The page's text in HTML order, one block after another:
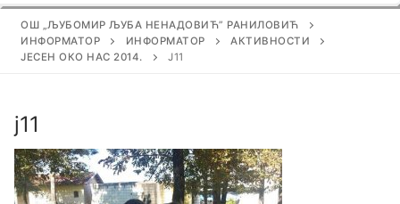
ОШ „ЉУБОМИР ЉУБА НЕНАДОВИЋ” РАНИЛОВИЋ
ИНФОРМАТОР
ИНФОРМАТОР
АКТИВНОСТИ
ЈЕСЕН ОКО НАС 2014.
Ј11
ј11